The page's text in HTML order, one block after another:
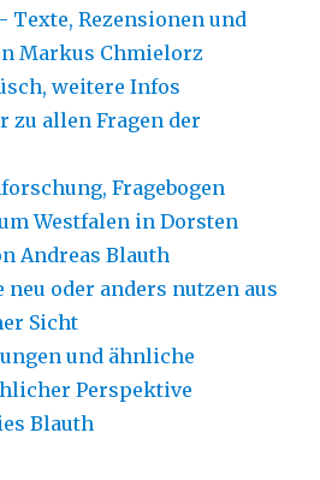
Texte, Rezensionen und
Markus Chmielorz
weitere Infos
zu allen Fragen der
Fragebogen
Westfalen in Dorsten
Andreas Blauth
neu oder anders nutzen aus
Sicht
und ähnliche
Perspektive
Blauth